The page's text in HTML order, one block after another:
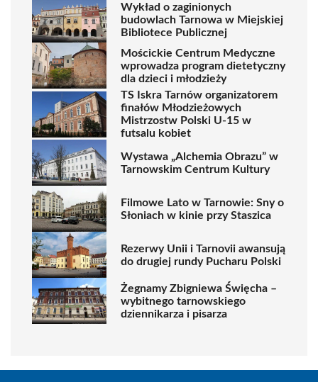
Wykład o zaginionych
budowlach Tarnowa w Miejskiej
Bibliotece Publicznej
Mościckie Centrum Medyczne
wprowadza program dietetyczny
dla dzieci i młodzieży
TS Iskra Tarnów organizatorem
finałów Młodzieżowych
Mistrzostw Polski U-15 w
futsalu kobiet
Wystawa „Alchemia Obrazu” w
Tarnowskim Centrum Kultury
Filmowe Lato w Tarnowie: Sny o
Słoniach w kinie przy Staszica
Rezerwy Unii i Tarnovii awansują
do drugiej rundy Pucharu Polski
Żegnamy Zbigniewa Święcha –
wybitnego tarnowskiego
dziennikarza i pisarza